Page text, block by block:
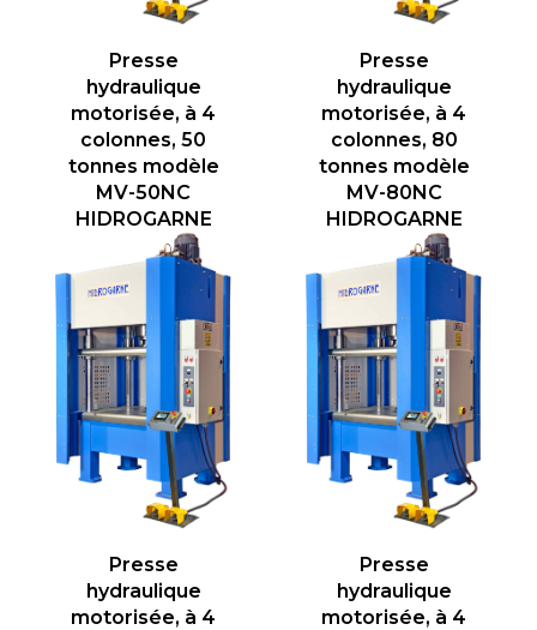
Presse
hydraulique
motorisée, à 4
colonnes, 50
tonnes modèle
MV-50NC
HIDROGARNE
Presse
hydraulique
motorisée, à 4
colonnes, 80
tonnes modèle
MV-80NC
HIDROGARNE
Presse
hydraulique
motorisée, à 4
Presse
hydraulique
motorisée, à 4